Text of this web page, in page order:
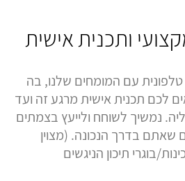
ותכנית אישית
עם המומחים שלנו, בה
לכם תכנית אישית מרגע זה ועד
נמשיך לשוחח ולייעץ בצמתים
שאתם בדרך הנכונה. (מצוין
בוגרי תיכון הניגשים